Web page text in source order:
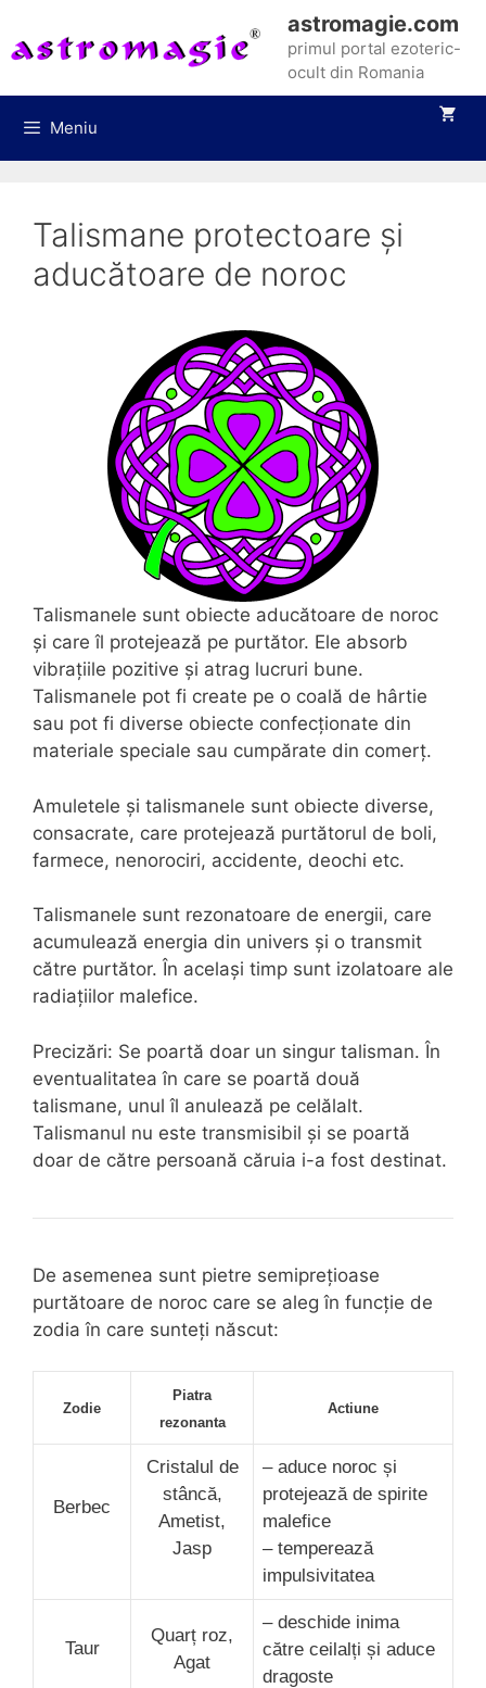
conținut
astromagie.com
primul portal ezoteric-
ocult din Romania
Meniu
Talismane protectoare și
aducătoare de noroc
Talismanele sunt obiecte aducătoare de noroc
și care îl protejează pe purtător. Ele absorb
vibrațiile pozitive și atrag lucruri bune.
Talismanele pot fi create pe o coală de hârtie
sau pot fi diverse obiecte confecționate din
materiale speciale sau cumpărate din comerț.
Amuletele și talismanele sunt obiecte diverse,
consacrate, care protejează purtătorul de boli,
farmece, nenorociri, accidente, deochi etc.
Talismanele sunt rezonatoare de energii, care
acumulează energia din univers și o transmit
către purtător. În același timp sunt izolatoare ale
radiațiilor malefice.
Precizări: Se poartă doar un singur talisman. În
eventualitatea în care se poartă două
talismane, unul îl anulează pe celălalt.
Talismanul nu este transmisibil și se poartă
doar de către persoană căruia i-a fost destinat.
De asemenea sunt pietre semiprețioase
purtătoare de noroc care se aleg în funcție de
zodia în care sunteți născut:
Zodie
Piatra
rezonanta
Actiune
Berbec
Cristalul de
stâncă,
Ametist,
Jasp
– aduce noroc și
protejează de spirite
malefice
– temperează
impulsivitatea
Taur
Quarț roz,
Agat
– deschide inima
către ceilalți și aduce
dragoste